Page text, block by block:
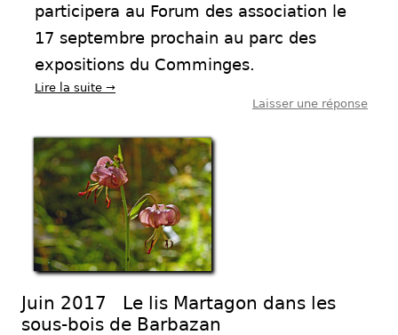
participera au Forum des association le
17 septembre prochain au parc des
expositions du Comminges.
Lire la suite →
Laisser une réponse
Juin 2017 Le lis Martagon dans les
sous-bois de Barbazan